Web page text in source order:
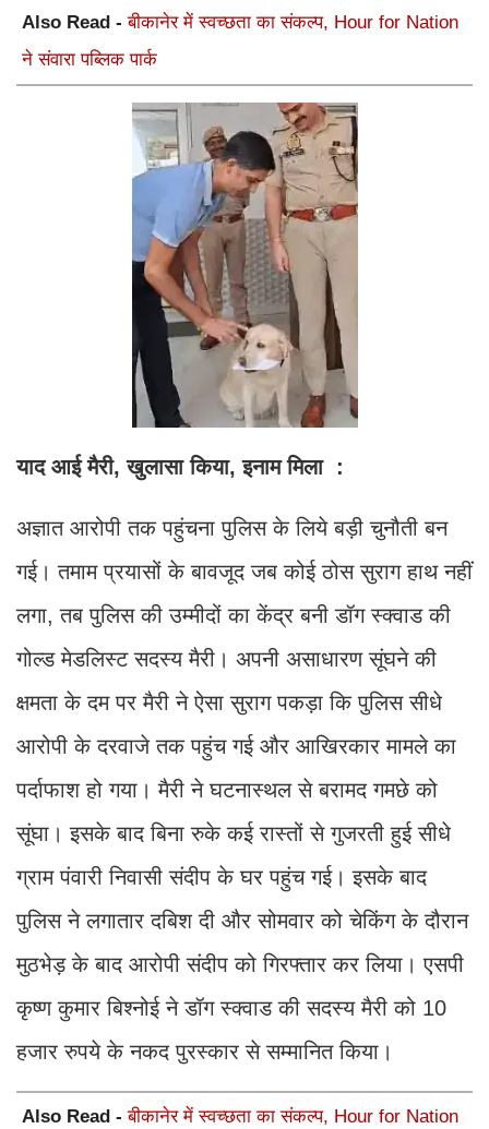
Also Read -बीकानेर में स्वच्छता का संकल्प, Hour for Nation
ने संवारा पब्लिक पार्क
याद आई मैरी, खुलासा किया, इनाम मिला :
अज्ञात आरोपी तक पहुंचना पुलिस के लिये बड़ी चुनौती बन
गई। तमाम प्रयासों के बावजूद जब कोई ठोस सुराग हाथ नहीं
लगा, तब पुलिस की उम्मीदों का केंद्र बनी डॉग स्क्वाड की
गोल्ड मेडलिस्ट सदस्य मैरी। अपनी असाधारण सूंघने की
क्षमता के दम पर मैरी ने ऐसा सुराग पकड़ा कि पुलिस सीधे
आरोपी के दरवाजे तक पहुंच गई और आखिरकार मामले का
पर्दाफाश हो गया। मैरी ने घटनास्थल से बरामद गमछे को
सूंघा। इसके बाद बिना रुके कई रास्तों से गुजरती हुई सीधे
ग्राम पंवारी निवासी संदीप के घर पहुंच गई। इसके बाद
पुलिस ने लगातार दबिश दी और सोमवार को चेकिंग के दौरान
मुठभेड़ के बाद आरोपी संदीप को गिरफ्तार कर लिया। एसपी
कृष्ण कुमार बिश्नोई ने डॉग स्क्वाड की सदस्य मैरी को 10
हजार रुपये के नकद पुरस्कार से सम्मानित किया।
Also Read -बीकानेर में स्वच्छता का संकल्प, Hour for Nation